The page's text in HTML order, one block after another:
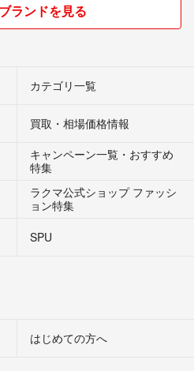
ランドを見る
カテゴリ一覧
買取・相場価格情報
キャンペーン一覧・おすすめ
特集
ラクマ公式ショップ ファッシ
ョン特集
SPU
はじめての方へ